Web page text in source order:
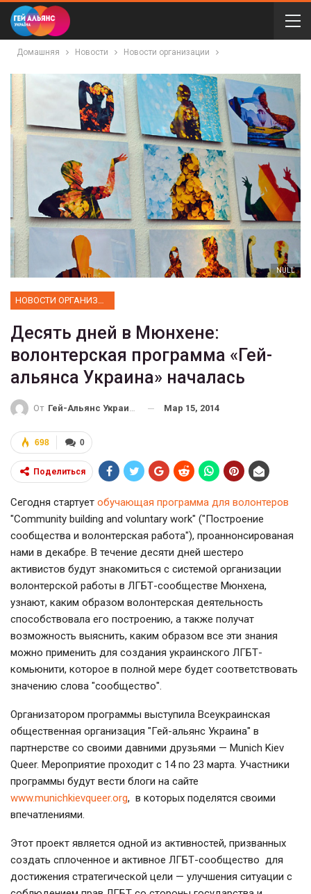
Домашняя Новости Новости организации
NULL
Десять дней в Мюнхене:
волонтерская программа «Гей-
альянса Украина» началась
От Гей-Альянс Украина Мар 15, 2014
0
698
Поделиться
Сегодня стартует обучающая программа для волонтеров
"Community building and voluntary work" ("Построение
сообщества и волонтерская работа"), проаннонсированая
нами в декабре. В течение десяти дней шестеро
активистов будут знакомиться с системой организации
волонтерской работы в ЛГБТ-сообществе Мюнхена,
узнают, каким образом волонтерская деятельность
способствовала его построению, а также получат
возможность выяснить, каким образом все эти знания
можно применить для создания украинского ЛГБТ-
комьюнити, которое в полной мере будет соответствовать
значению слова "сообщество".
Организатором программы выступила Всеукраинская
общественная организация "Гей-альянс Украина" в
партнерстве со своими давними друзьями — Munich Kiev
Queer. Мероприятие проходит с 14 по 23 марта. Участники
программы будут вести блоги на сайте
www.munichkievqueer.org, в которых поделятся своими
впечатлениями.
Этот проект является одной из активностей, призванных
создать сплоченное и активное ЛГБТ-сообщество для
достижения стратегической цели — улучшения ситуации с